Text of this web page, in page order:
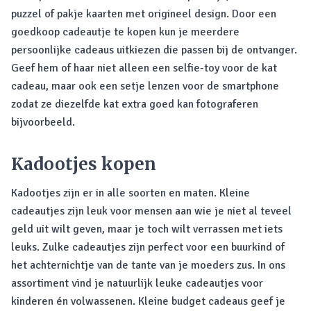
puzzel of pakje kaarten met origineel design. Door een
goedkoop cadeautje te kopen kun je meerdere
persoonlijke cadeaus uitkiezen die passen bij de ontvanger.
Geef hem of haar niet alleen een selfie-toy voor de kat
cadeau, maar ook een setje lenzen voor de smartphone
zodat ze diezelfde kat extra goed kan fotograferen
bijvoorbeeld.
Kadootjes kopen
Kadootjes zijn er in alle soorten en maten. Kleine
cadeautjes zijn leuk voor mensen aan wie je niet al teveel
geld uit wilt geven, maar je toch wilt verrassen met iets
leuks. Zulke cadeautjes zijn perfect voor een buurkind of
het achternichtje van de tante van je moeders zus. In ons
assortiment vind je natuurlijk leuke cadeautjes voor
kinderen én volwassenen. Kleine budget cadeaus geef je